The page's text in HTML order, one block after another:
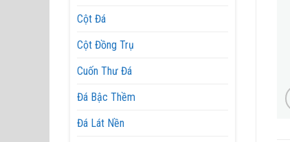
Cột Đá
Cột Đồng Trụ
Cuốn Thư Đá
Đá Bậc Thềm
Đá Lát Nền